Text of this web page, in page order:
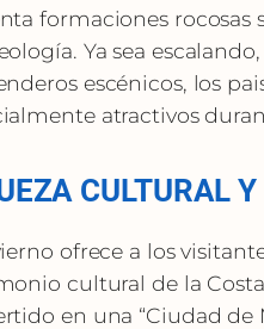
formaciones rocosas
Ya sea
escénicos, los
atractivos
CULTURAL
ofrece a los
cultural de la
en una “Ciudad de